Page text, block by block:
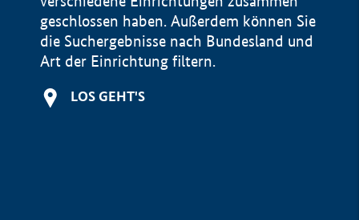
geschlossen haben. Außerdem können Sie
die Suchergebnisse nach Bundesland und
Art der Einrichtung filtern.
LOS GEHT'S